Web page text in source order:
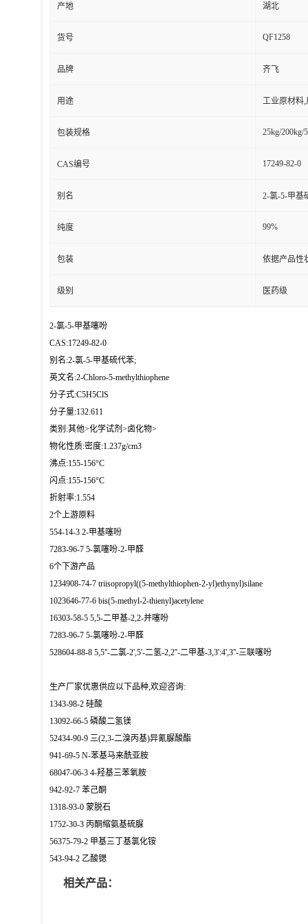
产地 湖北
货号 QF1258
品牌 齐飞
用途 工业原材料
包装规格 25kg/200kg/
CAS编号 17249-82-0
别名 2-氯-5-甲基
纯度 99%
包装 依据产品性
级别 医药级
2-氯-5-甲基噻吩
CAS:17249-82-0
别名:2-氯-5-甲基硫代苯;
英文名:2-Chloro-5-methylthiophene
分子式:C5H5ClS
分子量:132.611
类别:其他>化学试剂>卤化物>
物化性质:密度:1.237g/cm3
沸点:155-156°C
闪点:155-156°C
折射率:1.554
2个上游原料
554-14-3 2-甲基噻吩
7283-96-7 5-氯噻吩-2-甲醛
6个下游产品
1234908-74-7 triisopropyl((5-methylthiophen-2-yl)ethynyl)silane
1023646-77-6 bis(5-methyl-2-thienyl)acetylene
16303-58-5 5,5-二甲基-2,2-并噻吩
7283-96-7 5-氯噻吩-2-甲醛
528604-88-8 5,5''-二氯-2',5'-二氢-2,2''-二甲基-3,3':4',3''-三联噻吩
生产厂家优惠供应以下品种,欢迎咨询:
1343-98-2 硅酸
13092-66-5 磷酸二氢镁
52434-90-9 三(2,3-二溴丙基)异氰脲酸酯
941-69-5 N-苯基马来酰亚胺
68047-06-3 4-羟基三苯氧胺
942-92-7 苯己酮
1318-93-0 蒙脱石
1752-30-3 丙酮缩氨基硫脲
56375-79-2 甲基三丁基氯化铵
543-94-2 乙酸锶
相关产品：